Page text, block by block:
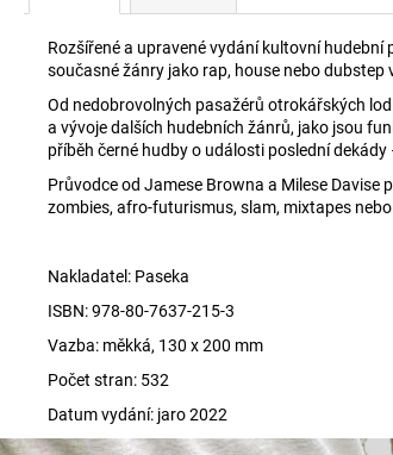
Rozšířené a upravené vydání kultovní
současné žánry jako rap, house nebo
Od nedobrovolných pasažérů otrokářských
a vývoje dalších hudebních žánrů, jako jsou
příběh černé hudby o události poslední
Průvodce od Jamese Browna a Milese Davise
zombies, afro-futurismus, slam, mixtapes
Nakladatel: Paseka
ISBN:978-80-7637-215-3
Vazba: měkká, 130 x 200 mm
Počet stran: 532
Datum vydání: jaro 2022